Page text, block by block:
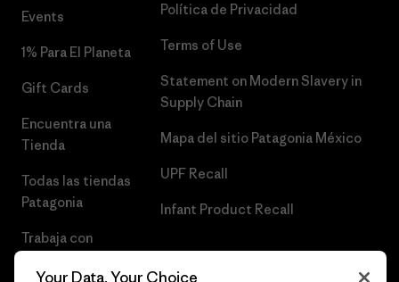
Events
1% Para El Planeta
Gift Cards
Encuentra una
Tienda
Todas las tiendas
Patagonia
Trabaja con
Política de Privacidad
Terms of Use
Statement on Modern Slavery in
Supply Chain
Mapa del sitio Patagonia México
UPF Recall
Infant Product Recall
Your Data, Your Choice